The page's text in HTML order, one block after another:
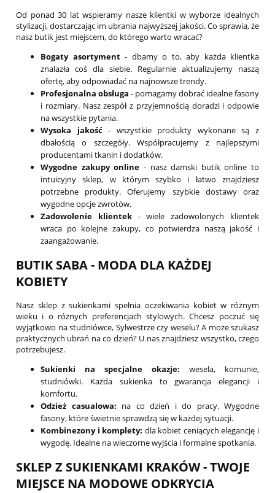
Od ponad 30 lat wspieramy nasze klientki w wyborze idealnych
stylizacji, dostarczając im ubrania najwyższej jakości. Co sprawia, że
nasz butik jest miejscem, do którego warto wracać?
Bogaty asortyment- dbamy o to, aby każda klientka
znalazła coś dla siebie. Regularnie aktualizujemy naszą
ofertę, aby odpowiadać na najnowsze trendy.
Profesjonalna obsługa - pomagamy dobrać idealne fasony
i rozmiary. Nasz zespół z przyjemnością doradzi i odpowie
na wszystkie pytania.
Wysoka jakość- wszystkie produkty wykonane są z
dbałością o szczegóły. Współpracujemy z najlepszymi
producentami tkanin i dodatków.
Wygodne zakupy online - nasz damski butik online to
intuicyjny sklep, w którym szybko i łatwo znajdziesz
potrzebne produkty. Oferujemy szybkie dostawy oraz
wygodne opcje zwrotów.
Zadowolenie klientek- wiele zadowolonych klientek
wraca po kolejne zakupy, co potwierdza naszą jakość i
zaangażowanie.
BUTIK SABA - MODA DLA KAŻDEJ
KOBIETY
Nasz sklep z sukienkami spełnia oczekiwania kobiet w różnym
wieku i o różnych preferencjach stylowych. Chcesz poczuć się
wyjątkowo na studniówce, Sylwestrze czy weselu? A może szukasz
praktycznych ubrań na co dzień? U nas znajdziesz wszystko, czego
potrzebujesz.
Sukienki na specjalne okazje: wesela, komunie,
studniówki. Każda sukienka to gwarancja elegancji i
komfortu.
Odzież casualowa: na co dzień i do pracy. Wygodne
fasony, które świetnie sprawdzą się w każdej sytuacji.
Kombinezony i komplety: dla kobiet ceniących elegancję i
wygodę. Idealne na wieczorne wyjścia i formalne spotkania.
SKLEP Z SUKIENKAMI KRAKÓW - TWOJE
MIEJSCE NA MODOWE ODKRYCIA